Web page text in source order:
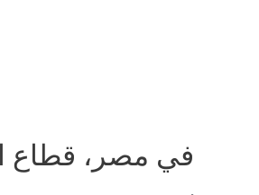
في مصر، قطاع